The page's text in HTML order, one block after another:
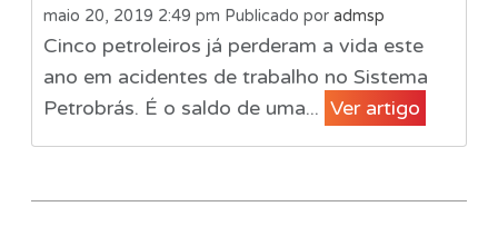
maio 20, 2019 2:49 pm Publicado por admsp
Cinco petroleiros já perderam a vida este
ano em acidentes de trabalho no Sistema
Petrobrás. É o saldo de uma... Ver artigo